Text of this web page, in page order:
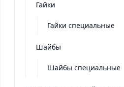
Гайки
Гайки специальные
Шайбы
Шайбы специальные